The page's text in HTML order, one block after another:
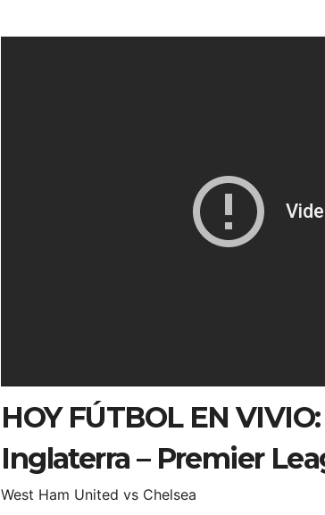
HOY FÚTBOL EN
Inglaterra – Premier
West Ham United vs Chelsea